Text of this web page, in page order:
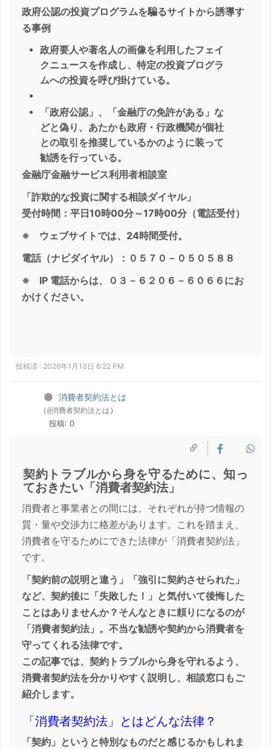
政府公認の投資プログラムを騙るサイトから誘導す
る事例
政府要人や著名人の画像を利用したフェイ
クニュースを作成し、特定の投資プログラ
ムへの投資を呼び掛けている。
「政府公認」、「金融庁の免許がある」な
どと偽り、あたかも政府・行政機関が個社
との取引を推奨しているかのように装って
勧誘を行っている。
金融庁金融サービス利用者相談室
「詐欺的な投資に関する相談ダイヤル」
受付時間：平日10時00分～17時00分（電話受付）
※ ウェブサイトでは、24時間受付。
電話（ナビダイヤル）：０５７０－０５０５８８
※ IP 電話からは、０３－６２０６－６０６６にお
かけください。
投稿済 : 2026年1月13日 6:22 PM
消費者契約法とは
(@消費者契約法とは)
投稿: 0
契約トラブルから身を守るために、知っ
ておきたい「消費者契約法」
消費者と事業者との間には、それぞれが持つ情報の
質・量や交渉力に格差があります。これを踏まえ、
消費者を守るためにできた法律が「消費者契約法」
です。
「契約前の説明と違う」「強引に契約させられた」
など、契約後に「失敗した！」と気付いて後悔した
ことはありませんか？そんなときに頼りになるのが
「消費者契約法」。不当な勧誘や契約から消費者を
守ってくれる法律です。
この記事では、契約トラブルから身を守れるよう、
消費者契約法を分かりやすく説明し、相談窓口もご
紹介します。
「消費者契約法」とはどんな法律？
「契約」というと特別なものだと感じるかもしれま